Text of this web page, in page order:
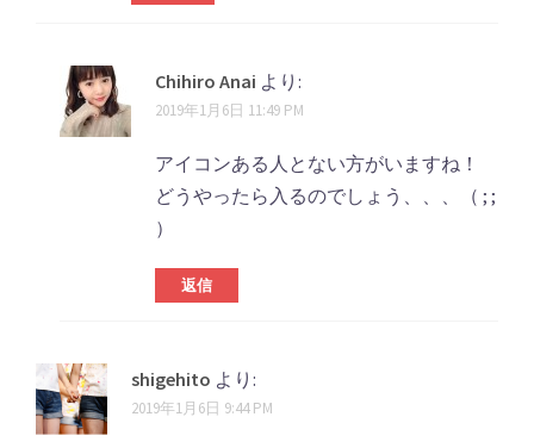
Chihiro Anai より:
2019年1月6日 11:49 PM
アイコンある人とない方がいますね！
どうやったら入るのでしょう、、、（ ; ;
）
返信
shigehito より:
2019年1月6日 9:44 PM